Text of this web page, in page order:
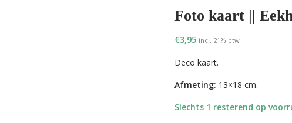
Foto kaart ||
€3,95 incl. 21% btw
Deco kaart.
Afmeting: 13×18 cm.
Slechts 1 resterend op